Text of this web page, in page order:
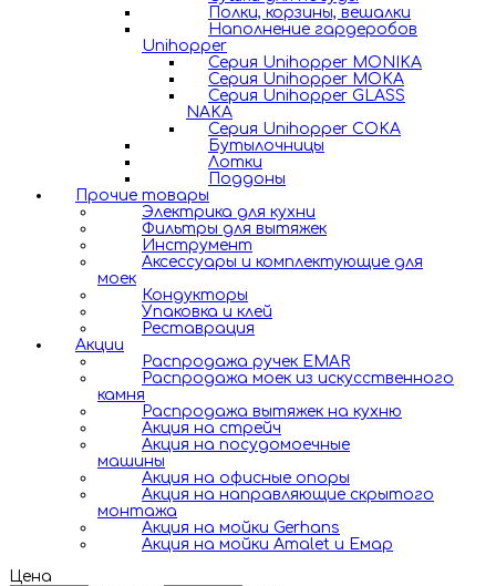
Полки, корзины, вешалки
Наполнение гардеробов
Unihopper
Серия Unihopper MONIKA
Серия Unihopper MOKA
Серия Unihopper GLASS
NAKA
Серия Unihopper COKA
Бутылочницы
Лотки
Поддоны
Прочие товары
Электрика для кухни
Фильтры для вытяжек
Инструмент
Аксессуары и комплектующие для
моек
Кондукторы
Упаковка и клей
Реставрация
Акции
Распродажа ручек EMAR
Распродажа моек из искусственного
камня
Распродажа вытяжек на кухню
Акция на стрейч
Акция на посудомоечные
машины
Акция на офисные опоры
Акция на направляющие скрытого
монтажа
Акция на мойки Gerhans
Акция на мойки Amalet и Емар
Цена